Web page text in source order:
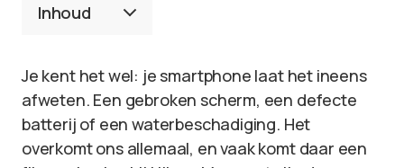
Inhoud
Je kent het wel: je smartphone laat het ineens
afweten. Een gebroken scherm, een defecte
batterij of een waterbeschadiging. Het
overkomt ons allemaal, en vaak komt daar een